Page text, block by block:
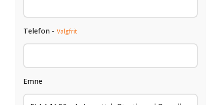
Telefon - Valgfrit
Emne